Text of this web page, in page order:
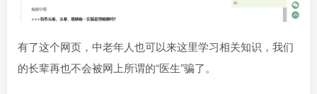
有了这个网页，中老年人也可以来这里学习相关知识，我们
的长辈再也不会被网上所谓的“医生”骗了。